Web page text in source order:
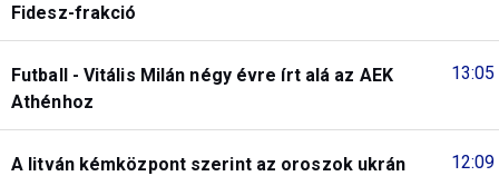
Fidesz-frakció
13:05
Futball - Vitális Milán négy évre írt alá az AEK
Athénhoz
12:09
A litván kémközpont szerint az oroszok ukrán